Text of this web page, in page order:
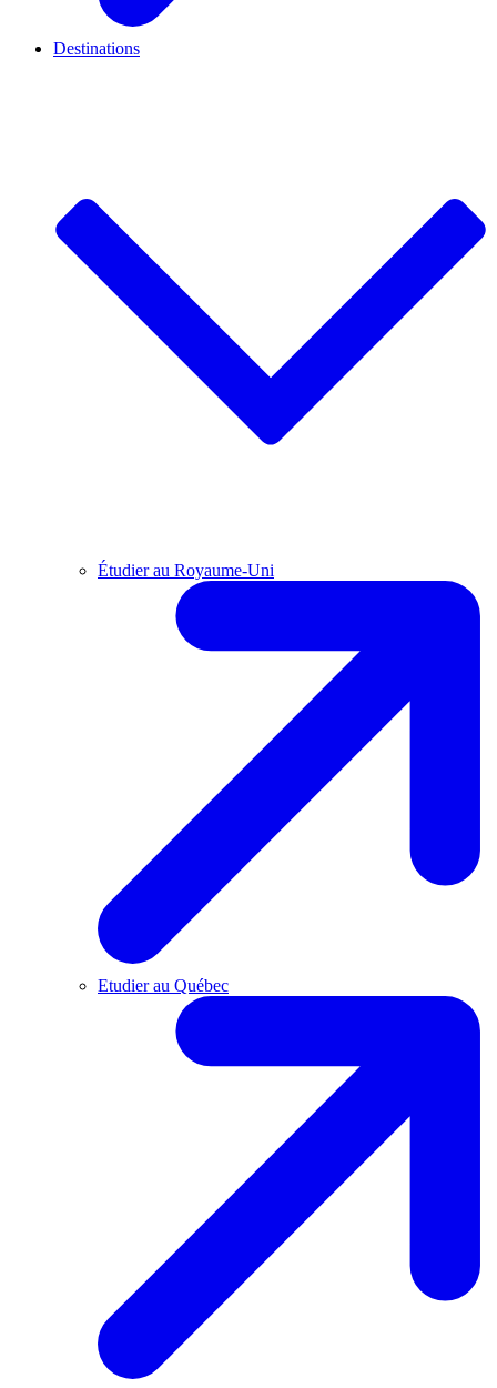
Destinations
Étudier au Royaume-Uni
Etudier au Québec